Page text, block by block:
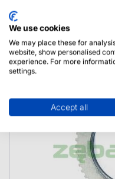
1070323
We use cookies
We may place these for
website, show personalised
experience. For more
settings.
Accept all